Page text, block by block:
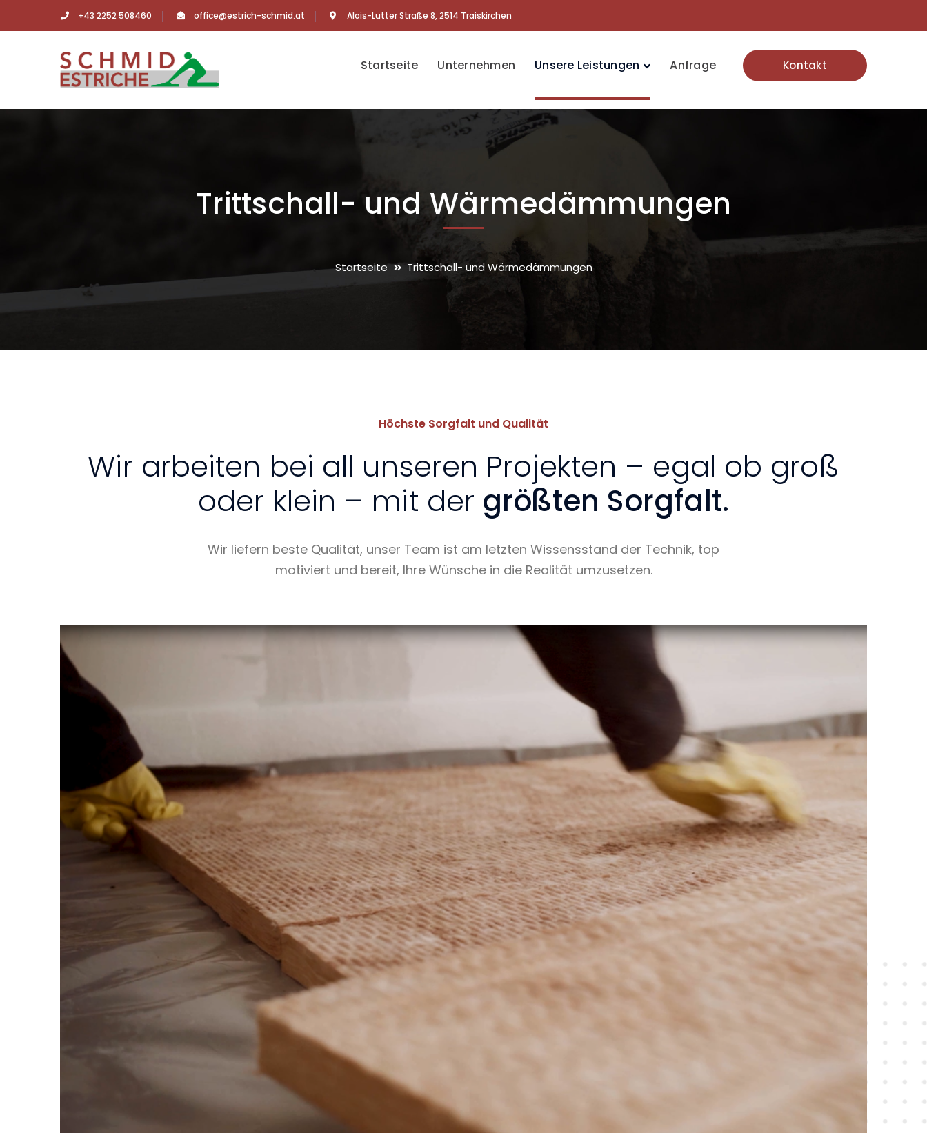
+43 2252 508460 office@estrich-schmid.at Alois-Lutter Straße 8, 2514 Traiskirchen
Kontakt
Startseite Unternehmen Unsere Leistungen Anfrage
Trittschall- und Wärmedämmungen
Startseite Trittschall- und Wärmedämmungen
Höchste Sorgfalt und Qualität
Wir arbeiten bei all unseren Projekten – egal ob groß
oder klein – mit der größten Sorgfalt.
Wir liefern beste Qualität, unser Team ist am letzten Wissensstand der Technik, top
motiviert und bereit, Ihre Wünsche in die Realität umzusetzen.